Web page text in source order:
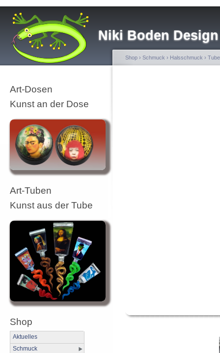
Niki Boden Design
Art-Dosen
Kunst an der Dose
Art-Tuben
Kunst aus der Tube
Shop
Aktuelles
Schmuck
Shop › Schmuck › Halsschmuck ›